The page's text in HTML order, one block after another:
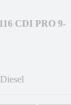
CDI PRO 9-
Diesel